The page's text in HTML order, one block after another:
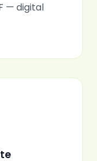
— digital